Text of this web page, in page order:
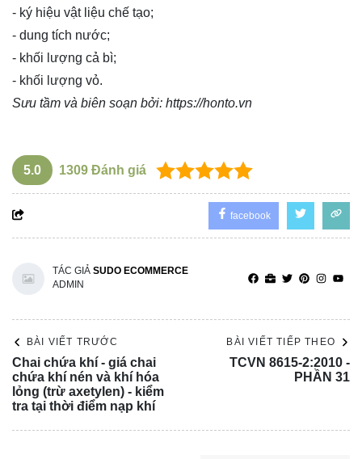
- ký hiệu vật liệu chế tạo;
- dung tích nước;
- khối lượng cả bì;
- khối lượng vỏ.
Sưu tầm và biên soạn bởi: https://honto.vn
5.0 1309 Đánh giá
facebook
TÁC GIẢ SUDO ECOMMERCE
ADMIN
BÀI VIẾT TRƯỚC
Chai chứa khí - giá chai
chứa khí nén và khí hóa
lỏng (trừ axetylen) - kiểm
tra tại thời điểm nạp khí
BÀI VIẾT TIẾP THEO
TCVN 8615-2:2010 -
PHẦN 31